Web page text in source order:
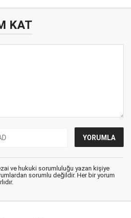
KAT
ve hukuki sorumluluğu yazan kişiye
sorumlu değildir. Her bir yorum